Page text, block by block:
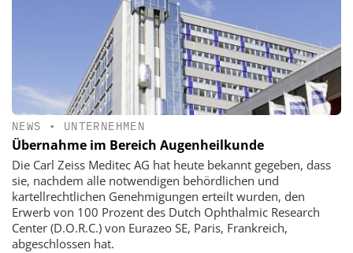
NEWS • UNTERNEHMEN
Übernahme im Bereich Augenheilkunde
Die Carl Zeiss Meditec AG hat heute bekannt gegeben, dass
sie, nachdem alle notwendigen behördlichen und
kartellrechtlichen Genehmigungen erteilt wurden, den
Erwerb von 100 Prozent des Dutch Ophthalmic Research
Center (D.O.R.C.) von Eurazeo SE, Paris, Frankreich,
abgeschlossen hat.